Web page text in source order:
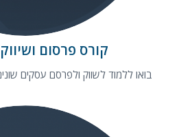
קורס פרסום
בואו ללמוד לשווק ולפרסם עסקים